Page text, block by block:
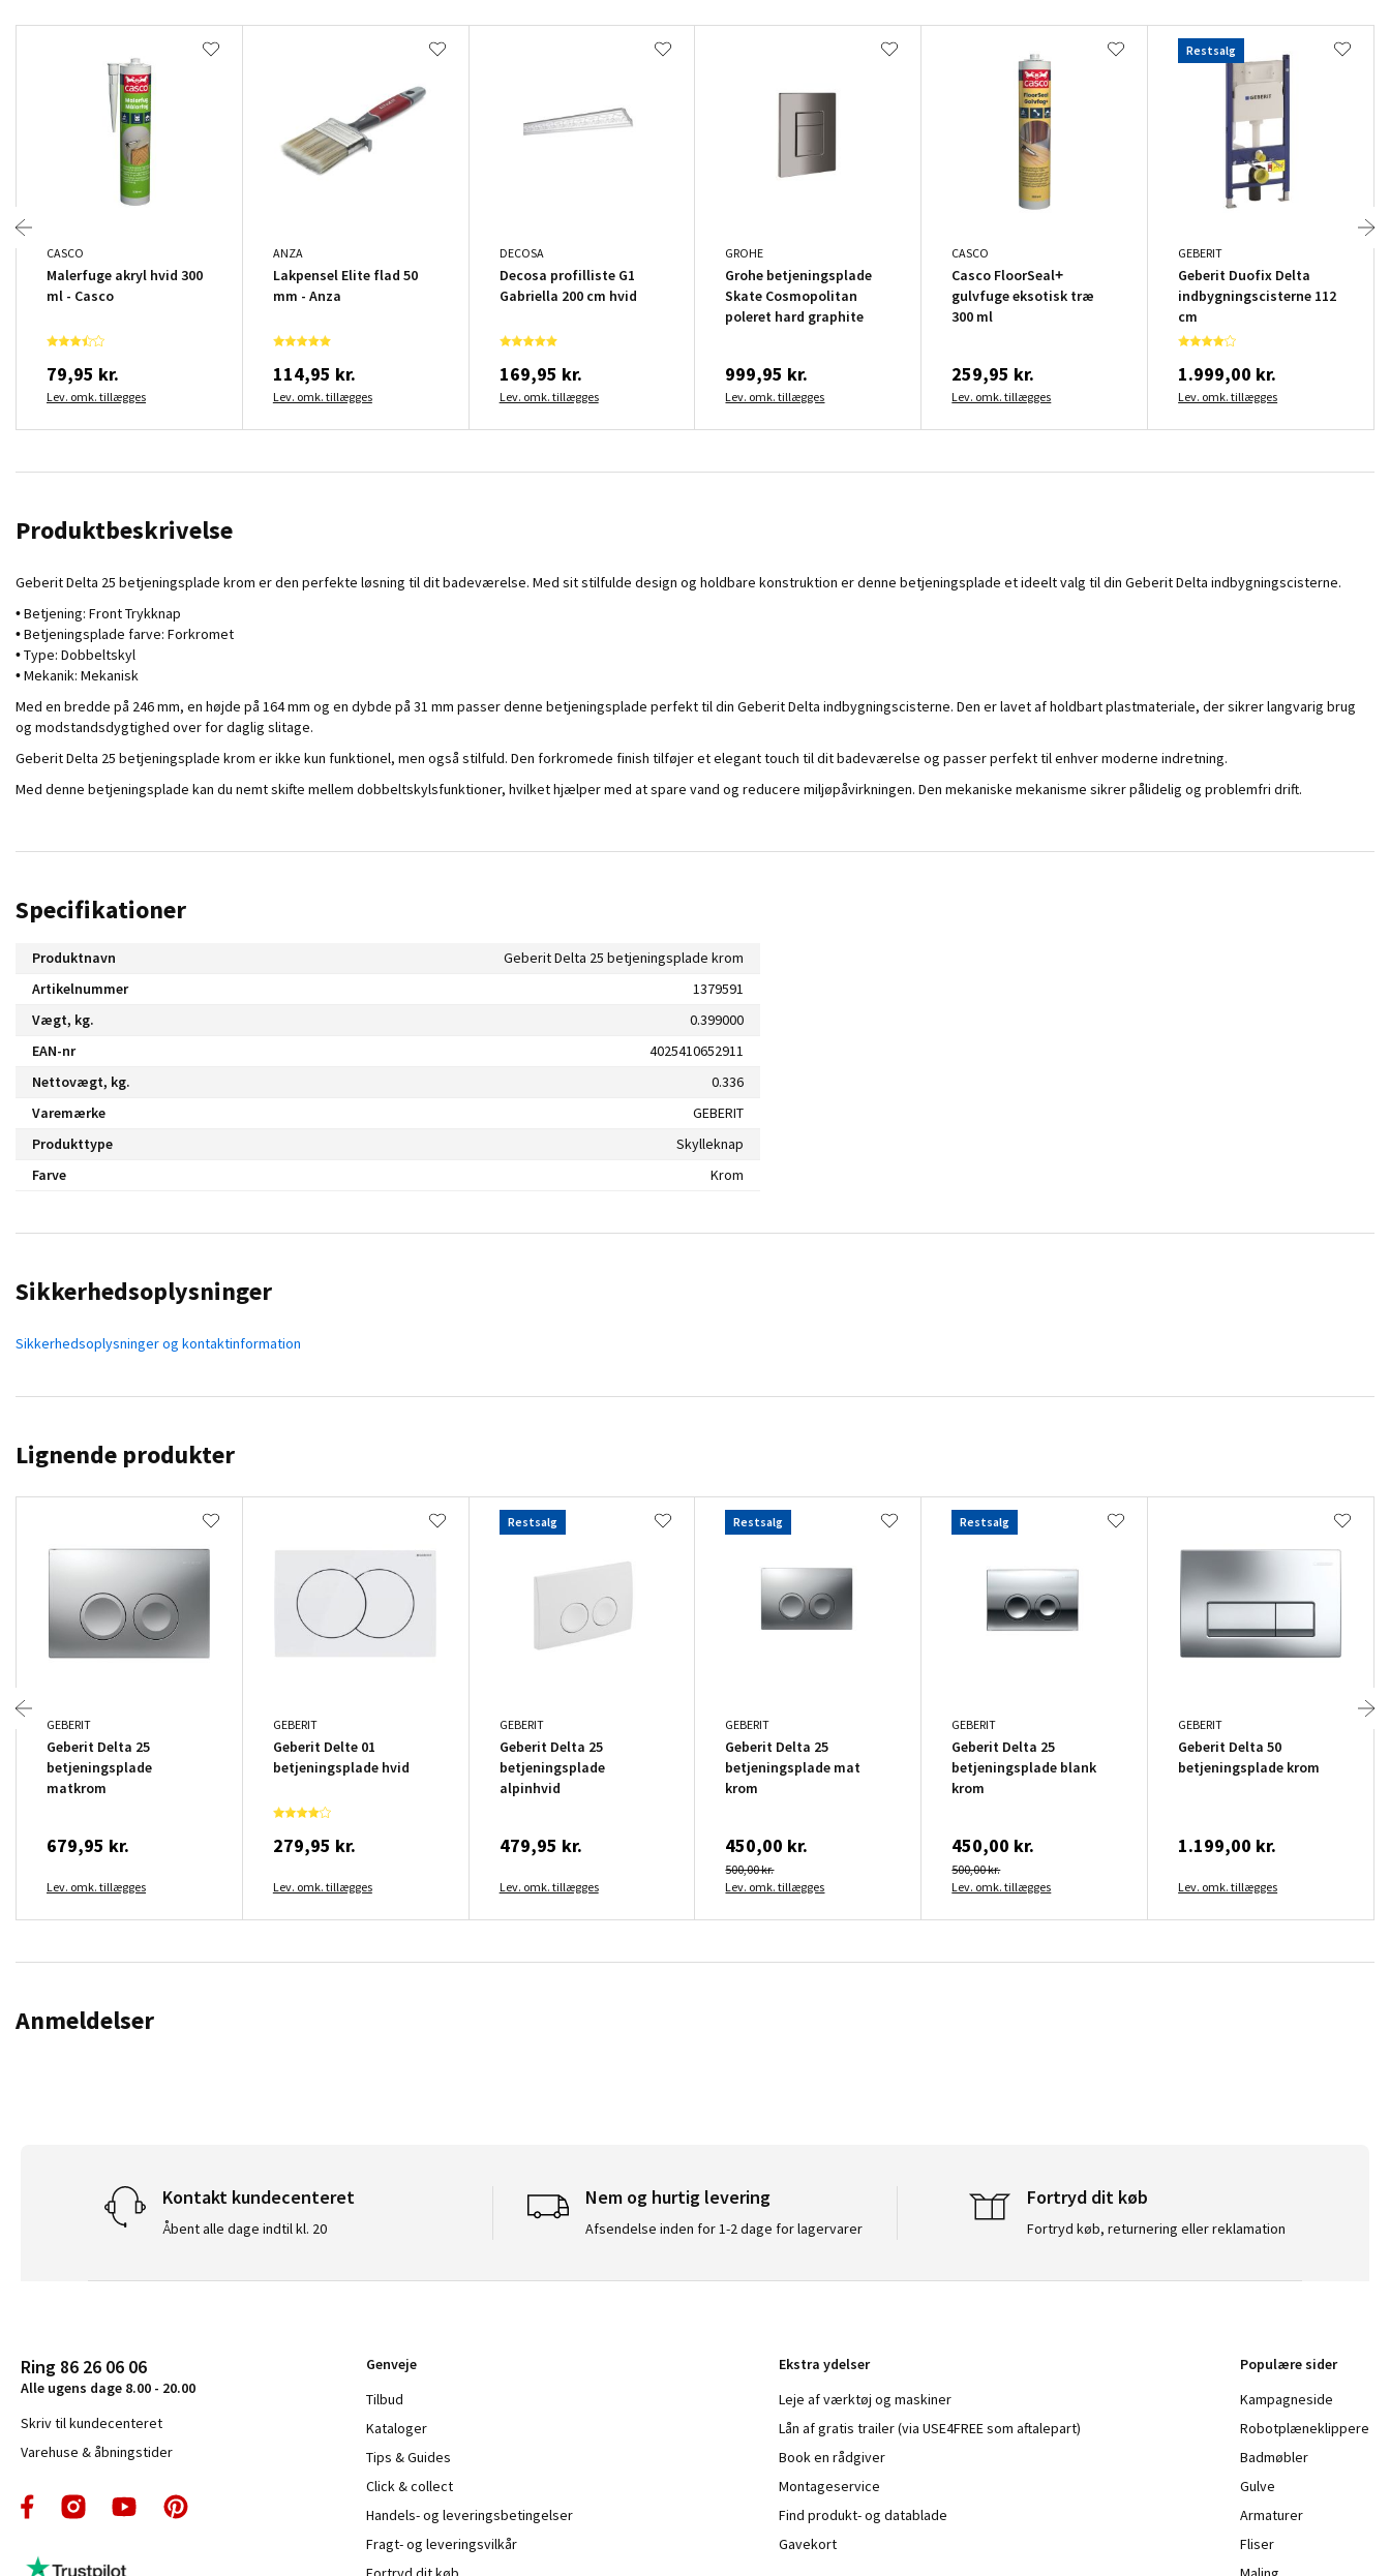
CASCO
Malerfuge akryl hvid 300
ml - Casco
79,95 kr.
Lev. omk. tillægges
ANZA
Lakpensel Elite flad 50
mm - Anza
114,95 kr.
Lev. omk. tillægges
DECOSA
Decosa profilliste G1
Gabriella 200 cm hvid
169,95 kr.
Lev. omk. tillægges
GROHE
Grohe betjeningsplade
Skate Cosmopolitan
poleret hard graphite
999,95 kr.
Lev. omk. tillægges
CASCO
Casco FloorSeal+
gulvfuge eksotisk træ
300 ml
259,95 kr.
Lev. omk. tillægges
Restsalg
GEBERIT
Geberit Duofix Delta
indbygningscisterne 112
cm
1.999,00 kr.
Lev. omk. tillægges
Produktbeskrivelse
Geberit Delta 25 betjeningsplade krom er den perfekte løsning til dit badeværelse. Med sit stilfulde design og holdbare konstruktion er denne betjeningsplade et ideelt valg til din Geberit Delta indbygningscisterne.
• Betjening: Front Trykknap
• Betjeningsplade farve: Forkromet
• Type: Dobbeltskyl
• Mekanik: Mekanisk
Med en bredde på 246 mm, en højde på 164 mm og en dybde på 31 mm passer denne betjeningsplade perfekt til din Geberit Delta indbygningscisterne. Den er lavet af holdbart plastmateriale, der sikrer langvarig brug
og modstandsdygtighed over for daglig slitage.
Geberit Delta 25 betjeningsplade krom er ikke kun funktionel, men også stilfuld. Den forkromede finish tilføjer et elegant touch til dit badeværelse og passer perfekt til enhver moderne indretning.
Med denne betjeningsplade kan du nemt skifte mellem dobbeltskylsfunktioner, hvilket hjælper med at spare vand og reducere miljøpåvirkningen. Den mekaniske mekanisme sikrer pålidelig og problemfri drift.
Specifikationer
Produktnavn
Geberit Delta 25 betjeningsplade krom
Artikelnummer
1379591
Vægt, kg.
0.399000
EAN-nr
4025410652911
Nettovægt, kg.
0.336
Varemærke
GEBERIT
Produkttype
Skylleknap
Farve
Krom
Sikkerhedsoplysninger
Sikkerhedsoplysninger og kontaktinformation
Lignende produkter
GEBERIT
Geberit Delta 25
betjeningsplade
matkrom
679,95 kr.
Lev. omk. tillægges
GEBERIT
Geberit Delte 01
betjeningsplade hvid
279,95 kr.
Lev. omk. tillægges
Restsalg
GEBERIT
Geberit Delta 25
betjeningsplade
alpinhvid
479,95 kr.
Lev. omk. tillægges
Restsalg
GEBERIT
Geberit Delta 25
betjeningsplade mat
krom
450,00 kr.
500,00 kr.
Lev. omk. tillægges
Restsalg
GEBERIT
Geberit Delta 25
betjeningsplade blank
krom
450,00 kr.
500,00 kr.
Lev. omk. tillægges
GEBERIT
Geberit Delta 50
betjeningsplade krom
1.199,00 kr.
Lev. omk. tillægges
Anmeldelser
Kontakt kundecenteret
Åbent alle dage indtil kl. 20
Nem og hurtig levering
Afsendelse inden for 1-2 dage for lagervarer
Fortryd dit køb
Fortryd køb, returnering eller reklamation
Ring 86 26 06 06
Alle ugens dage 8.00 - 20.00
Skriv til kundecenteret
Varehuse & åbningstider
Genveje
Tilbud
Kataloger
Tips & Guides
Click & collect
Handels- og leveringsbetingelser
Fragt- og leveringsvilkår
Ekstra ydelser
Leje af værktøj og maskiner
Lån af gratis trailer (via USE4FREE som aftalepart)
Book en rådgiver
Montageservice
Find produkt- og datablade
Gavekort
Populære sider
Kampagneside
Robotplæneklippere
Badmøbler
Gulve
Armaturer
Fliser